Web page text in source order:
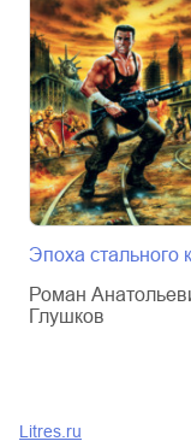
Эпоха стального
Роман
Глушков
Litres.ru